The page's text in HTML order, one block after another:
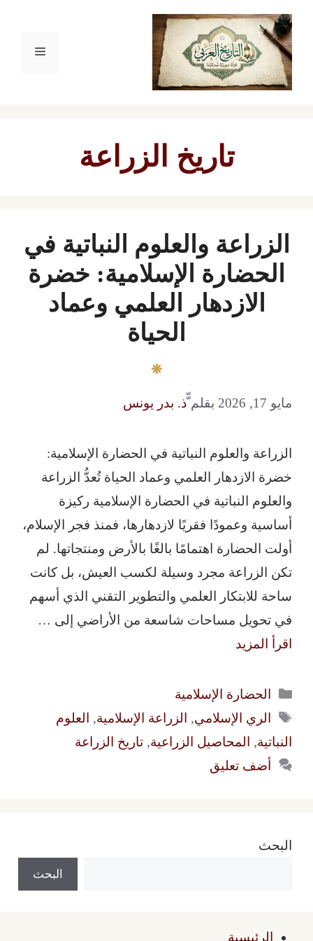
انتقل
المحتوى
القائمة
تاريخ الزراعة
الزراعة والعلوم النباتية في
الحضارة الإسلامية: خضرة
الازدهار العلمي وعماد
الحياة
مايو 17, 2026 بقلمّّذ. بدر يونس
الزراعة والعلوم النباتية في الحضارة الإسلامية:
خضرة الازدهار العلمي وعماد الحياة تُعدُّ الزراعة
والعلوم النباتية في الحضارة الإسلامية ركيزة
أساسية وعمودًا فقريًا لازدهارها، فمنذ فجر الإسلام،
أولت الحضارة اهتمامًا بالغًا بالأرض ومنتجاتها. لم
تكن الزراعة مجرد وسيلة لكسب العيش، بل كانت
ساحة للابتكار العلمي والتطوير التقني الذي أسهم
في تحويل مساحات شاسعة من الأراضي إلى …
اقرأ المزيد
التصنيفات
الحضارة الإسلامية
الوسوم
الري الإسلامي, الزراعة الإسلامية, العلوم
النباتية, المحاصيل الزراعية, تاريخ الزراعة
أضف تعليق
البحث
البحث
الرئيسية